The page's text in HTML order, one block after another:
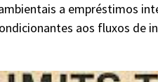
a empréstimos
aos fluxos de